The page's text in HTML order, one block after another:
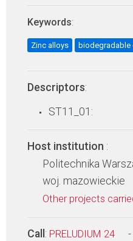
Keywords:
Zinc alloys biodegradable
Descriptors:
ST11_01:
Host institution :
Politechnika
woj. mazowieckie
Other projects
Call : PRELUDIUM 24